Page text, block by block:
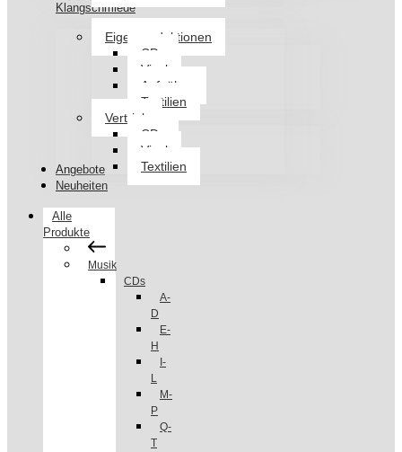
Klangschmiede
Eigenproduktionen
CDs
Vinyl
Aufnäher
Textilien
Vertrieb
CDs
Vinyl
Textilien
Angebote
Neuheiten
Alle
Produkte
Musik
CDs
A-
D
E-
H
I-
L
M-
P
Q-
T